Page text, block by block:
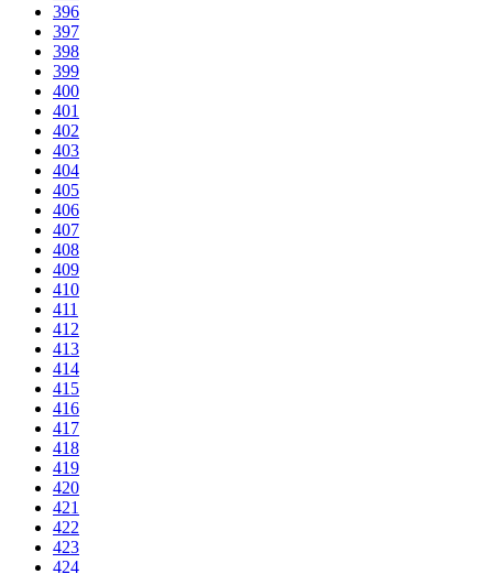
396
397
398
399
400
401
402
403
404
405
406
407
408
409
410
411
412
413
414
415
416
417
418
419
420
421
422
423
424